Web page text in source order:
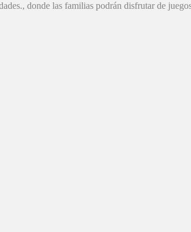
donde las familias podrán disfrutar de